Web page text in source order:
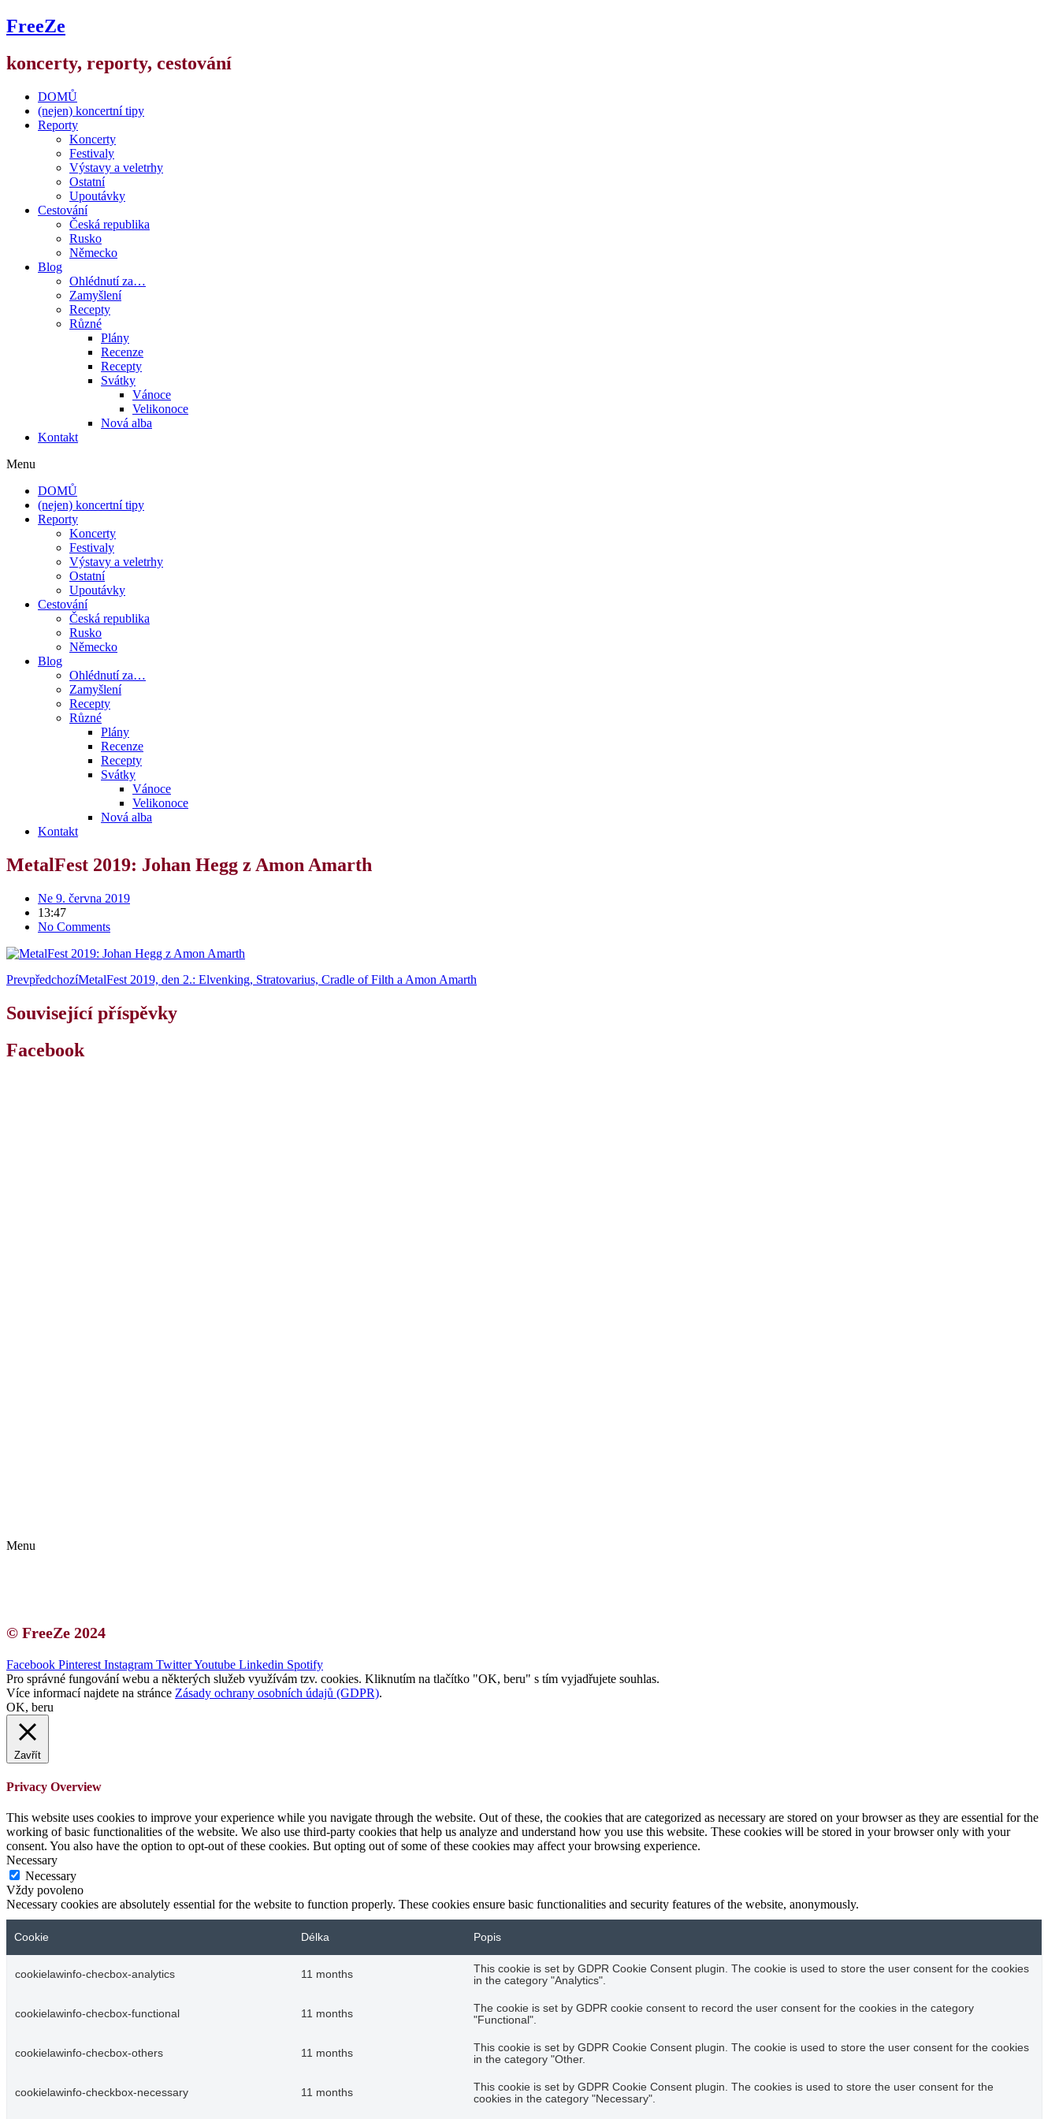
FreeZe
koncerty, reporty, cestování
DOMŮ
(nejen) koncertní tipy
Reporty
Koncerty
Festivaly
Výstavy a veletrhy
Ostatní
Upoutávky
Cestování
Česká republika
Rusko
Německo
Blog
Ohlédnutí za…
Zamyšlení
Recepty
Různé
Plány
Recenze
Recepty
Svátky
Vánoce
Velikonoce
Nová alba
Kontakt
Menu
DOMŮ
(nejen) koncertní tipy
Reporty
Koncerty
Festivaly
Výstavy a veletrhy
Ostatní
Upoutávky
Cestování
Česká republika
Rusko
Německo
Blog
Ohlédnutí za…
Zamyšlení
Recepty
Různé
Plány
Recenze
Recepty
Svátky
Vánoce
Velikonoce
Nová alba
Kontakt
MetalFest 2019: Johan Hegg z Amon Amarth
Ne 9. června 2019
13:47
No Comments
PrevpředchozíMetalFest 2019, den 2.: Elvenking, Stratovarius, Cradle of Filth a Amon Amarth
Související příspěvky
Facebook
Menu
© FreeZe 2024
Facebook Pinterest Instagram TwitterYoutube Linkedin Spotify
Pro správné fungování webu a některých služeb využívám tzv. cookies. Kliknutím na tlačítko "OK, beru" s tím vyjadřujete souhlas.
Více informací najdete na stránce Zásady ochrany osobních údajů (GDPR).
OK, beru
Zavřít
Privacy Overview
This website uses cookies to improve your experience while you navigate through the website. Out of these, the cookies that are categorized as necessary are stored on your browser as they are essential for the
working of basic functionalities of the website. We also use third-party cookies that help us analyze and understand how you use this website. These cookies will be stored in your browser only with your
consent. You also have the option to opt-out of these cookies. But opting out of some of these cookies may affect your browsing experience.
Necessary
Necessary
Vždy povoleno
Necessary cookies are absolutely essential for the website to function properly. These cookies ensure basic functionalities and security features of the website, anonymously.
Cookie Délka Popis
cookielawinfo-checbox-analytics 11 months
This cookie is set by GDPR Cookie Consent plugin. The cookie is used to store the user consent for the cookies
in the category "Analytics".
cookielawinfo-checbox-functional 11 months
The cookie is set by GDPR cookie consent to record the user consent for the cookies in the category
"Functional".
cookielawinfo-checbox-others 11 months
This cookie is set by GDPR Cookie Consent plugin. The cookie is used to store the user consent for the cookies
in the category "Other.
cookielawinfo-checkbox-necessary 11 months
This cookie is set by GDPR Cookie Consent plugin. The cookies is used to store the user consent for the
cookies in the category "Necessary".